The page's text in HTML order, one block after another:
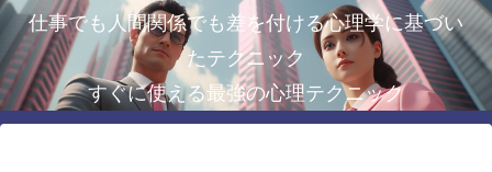
仕事でも人間関係でも差を付ける心理学に基づい
たテクニック
すぐに使える最強の心理テクニック